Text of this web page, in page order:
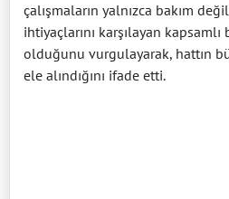
çalışmaların yalnızca bakım
ihtiyaçlarını karşılayan
olduğunu vurgulayarak, hattın
ele alındığını ifade etti.